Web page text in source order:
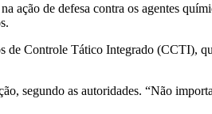
ação de defesa contra os agentes
Controle Tático Integrado (CCTI),
segundo as autoridades. “Não